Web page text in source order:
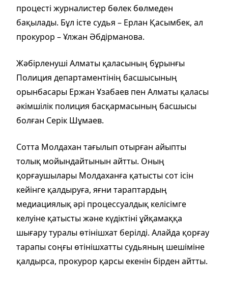
процесті журналистер бөлек бөлмеден
бақылады. Бұл істе судья – Ерлан Қасымбек, ал
прокурор – Ұлжан Әбдірманова.
Жәбірленуші Алматы қаласының бұрынғы
Полиция департаментінің басшысының
орынбасары Ержан Ұзабаев пен Алматы қаласы
әкімшілік полиция басқармасының басшысы
болған Серік Шұмаев.
Сотта Молдахан тағылып отырған айыпты
толық мойындайтынын айтты. Оның
қорғаушылары Молдаханға қатысты сот ісін
кейінге қалдыруға, яғни тараптардың
медиациялық әрі процессуалдық келісімге
келуіне қатысты және күдіктіні ұйқамаққа
шығару туралы өтінішхат берілді. Алайда қорғау
тарапы соңғы өтінішхатты судьяның шешіміне
қалдырса, прокурор қарсы екенін бірден айтты.